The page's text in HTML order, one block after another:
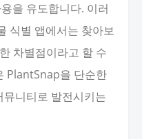
을 유도합니다. 이러
식별 앱에서는 찾아보
차별점이라고 할 수
PlantSnap을 단순한
니티로 발전시키는